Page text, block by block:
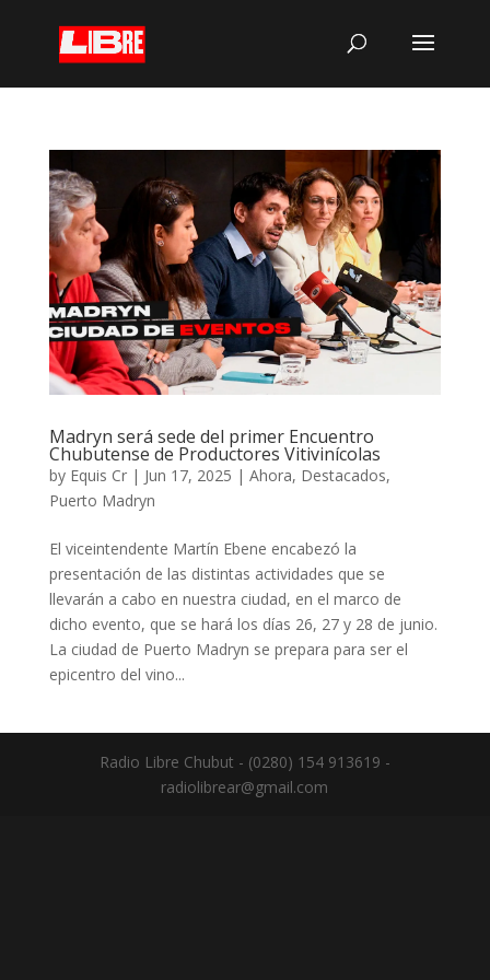
Madryn será sede del primer Encuentro
Chubutense de Productores Vitivinícolas
by Equis Cr| Jun 17, 2025 | Ahora, Destacados,
Puerto Madryn
El viceintendente Martín Ebene encabezó la
presentación de las distintas actividades que se
llevarán a cabo en nuestra ciudad, en el marco de
dicho evento, que se hará los días 26, 27 y 28 de junio.
La ciudad de Puerto Madryn se prepara para ser el
epicentro del vino...
Radio Libre Chubut - (0280) 154 913619 -
radiolibrear@gmail.com